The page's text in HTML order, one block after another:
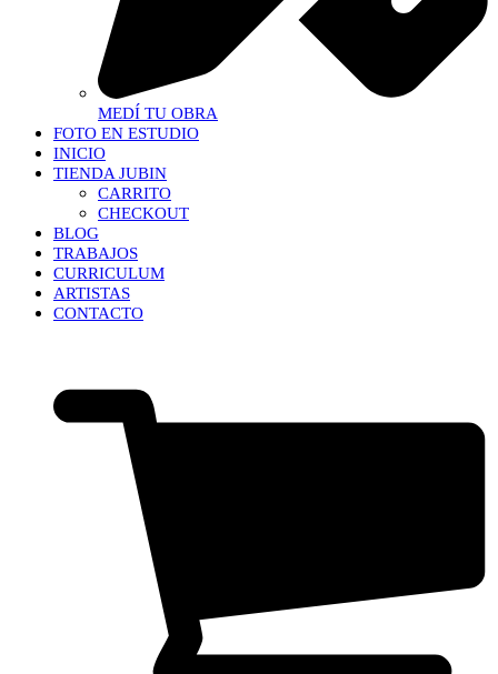
MEDÍ TU OBRA
FOTO EN ESTUDIO
INICIO
TIENDA JUBIN
CARRITO
CHECKOUT
BLOG
TRABAJOS
CURRICULUM
ARTISTAS
CONTACTO